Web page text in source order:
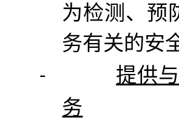
为检测、预
务有关的安
- 提供
务